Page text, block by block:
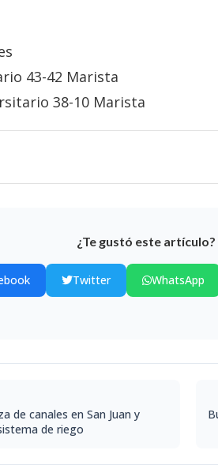
43-42 Marista
38-10 Marista
¿Te gustó este
Twitter WhatsApp
de canales en San Juan y
de riego